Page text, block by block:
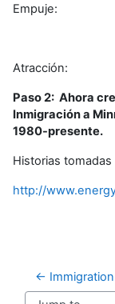
Empuje:
Atracción:
Paso 2: Ahora
Inmigración a
1980-presente.
Historias tomadas
http://
← Immigration